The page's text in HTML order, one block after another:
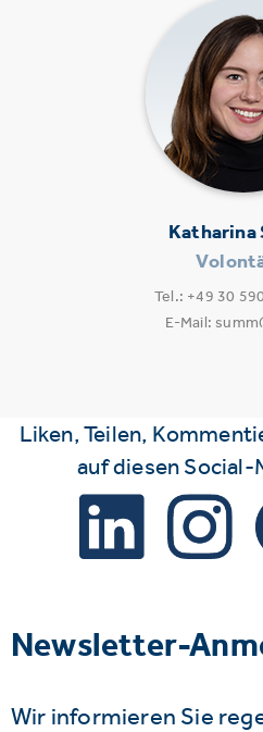
Katharina
Tel.: +49 30
E-Mail:
Liken, Teilen,
auf diesen Social-
Newsletter-
Wir informieren Sie